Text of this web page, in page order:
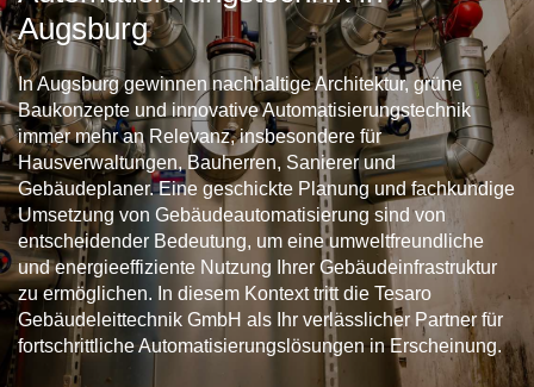
Augsburg
In Augsburg gewinnen nachhaltige Architektur, grüne
Baukonzepte und innovative Automatisierungstechnik
immer mehr an Relevanz, insbesondere für
Hausverwaltungen, Bauherren, Sanierer und
Gebäudeplaner. Eine geschickte Planung und fachkundige
Umsetzung von Gebäudeautomatisierung sind von
entscheidender Bedeutung, um eine umweltfreundliche
und energieeffiziente Nutzung Ihrer Gebäudeinfrastruktur
zu ermöglichen. In diesem Kontext tritt die Tesaro
Gebäudeleittechnik GmbH als Ihr verlässlicher Partner für
fortschrittliche Automatisierungslösungen in Erscheinung.